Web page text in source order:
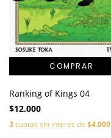
Ranking of Kings 04
$12.000
3cuotas sin interés de $4.000